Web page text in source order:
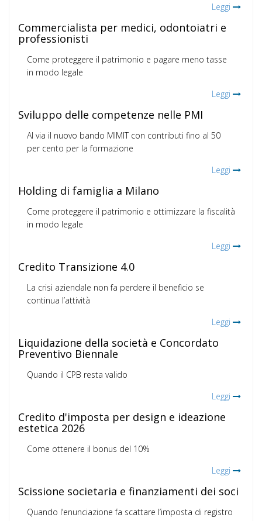
Leggi
Commercialista per medici, odontoiatri e
professionisti
Come proteggere il patrimonio e pagare meno tasse
in modo legale
Leggi
Sviluppo delle competenze nelle PMI
Al via il nuovo bando MIMIT con contributi fino al 50
per cento per la formazione
Leggi
Holding di famiglia a Milano
Come proteggere il patrimonio e ottimizzare la fiscalità
in modo legale
Leggi
Credito Transizione 4.0
La crisi aziendale non fa perdere il beneficio se
continua l’attività
Leggi
Liquidazione della società e Concordato
Preventivo Biennale
Quando il CPB resta valido
Leggi
Credito d'imposta per design e ideazione
estetica 2026
Come ottenere il bonus del 10%
Leggi
Scissione societaria e finanziamenti dei soci
Quando l’enunciazione fa scattare l’imposta di registro